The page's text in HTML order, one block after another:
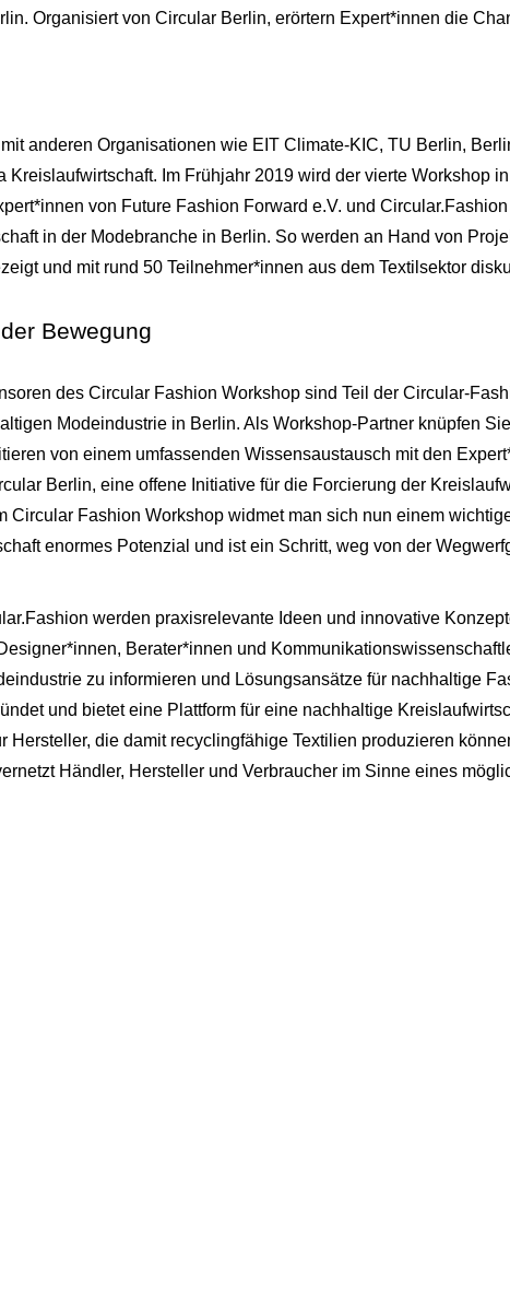
Organisiert von Circular Berlin, erörtern Expert*innen die
anderen Organisationen wie EIT Climate-KIC, TU Berlin,
Im Frühjahr 2019 wird der vierte Workshop
von Future Fashion Forward e.V. und
in der Modebranche in Berlin. So werden an Hand von
und mit rund 50 Teilnehmer*innen aus dem Textilsektor
Bewegung
des Circular Fashion Workshop sind Teil der Circular-
Modeindustrie in Berlin. Als Workshop-Partner knüpfen
von einem umfassenden Wissensaustausch mit den
Berlin, eine offene Initiative für die Forcierung der
Fashion Workshop widmet man sich nun einem
enormes Potenzial und ist ein Schritt, weg von der
werden praxisrelevante Ideen und innovative
Berater*innen und
zu informieren und Lösungsansätze für nachhaltige
und bietet eine Plattform für eine nachhaltige
die damit recyclingfähige Textilien produzieren
Händler, Hersteller und Verbraucher im Sinne eines